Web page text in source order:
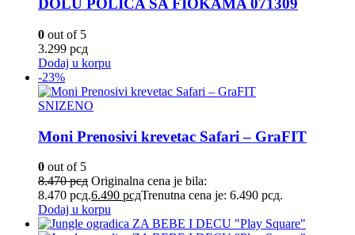
DOLU POLICA SA FIOKAMA 071309
0 out of 5
3.299 рсд
Dodaj u korpu
-23%
SNIZENO
Moni Prenosivi krevetac Safari – GraFIT
0 out of 5
8.470рсд Originalna cena je bila:
8.470 рсд.6.490 рсдTrenutna cena je: 6.490 рсд.
Dodaj u korpu